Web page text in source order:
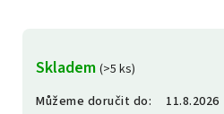
Skladem (>5 ks)
Můžeme doručit do:
11.8.2026